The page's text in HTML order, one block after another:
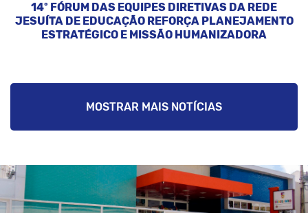
14º FÓRUM DAS EQUIPES DIRETIVAS DA REDE
JESUÍTA DE EDUCAÇÃO REFORÇA PLANEJAMENTO
ESTRATÉGICO E MISSÃO HUMANIZADORA
MOSTRAR MAIS NOTÍCIAS